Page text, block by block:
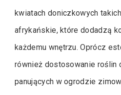
kwiatach doniczkowych
afrykańskie, które dodadzą
każdemu wnętrzu. Oprócz
również dostosowanie roślin
panujących w ogrodzie